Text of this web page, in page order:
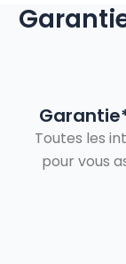
Toutes les
pour vous